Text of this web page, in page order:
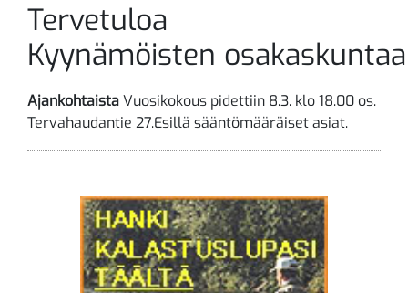
Tervetuloa
Kyynämöisten
AjankohtaistaVuosikokous pidettiin 8.3. klo 18.00 os.
Tervahaudantie 27.Esillä sääntömääräiset asiat.